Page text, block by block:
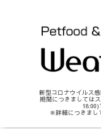
新型コロナウイルス
期間につきましては
18:00)
※詳細につきまし